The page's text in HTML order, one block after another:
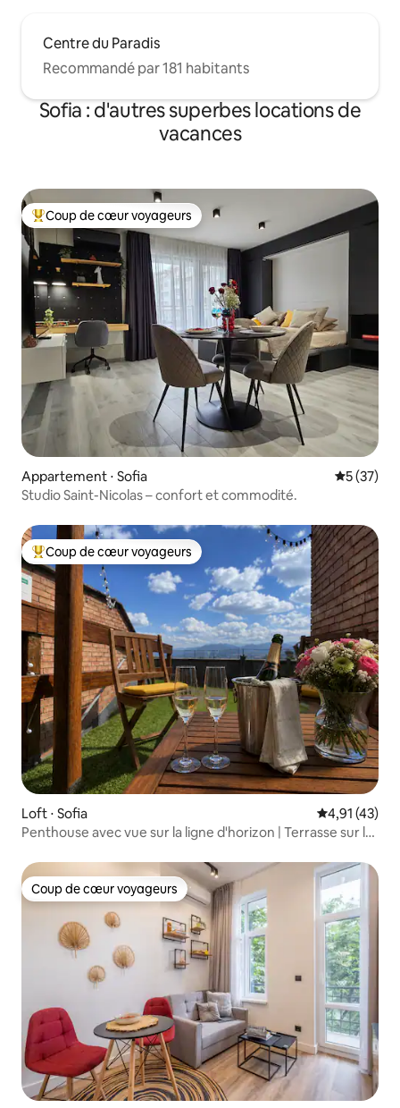
Centre du Paradis
Recommandé par 181 habitants
Sofia : d'autres superbes locations de
vacances
Coups de cœur voyageurs les plus appréciés
Coup de cœur voyageurs
Appartement ⋅ Sofia
5 (37)
Studio Saint-Nicolas – confort et commodité.
Coups de cœur voyageurs les plus appréciés
Coup de cœur voyageurs
Loft ⋅ Sofia Évaluation
4,91 (43)
Penthouse avec vue sur la ligne d'horizon | Terrasse sur le
Coup de cœur voyageurs
Coup de cœur voyageurs